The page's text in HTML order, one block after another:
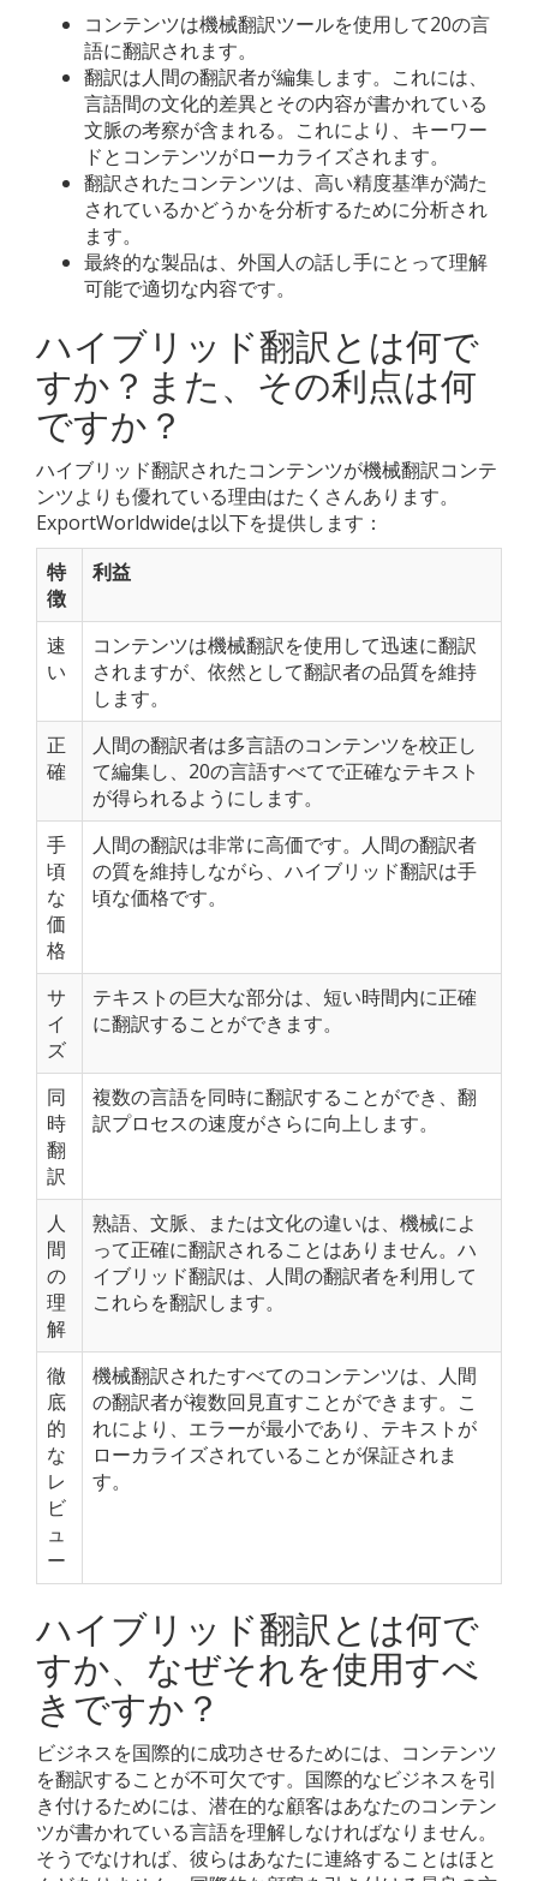
コンテンツは機械翻訳ツールを使用して20の言
語に翻訳されます。
翻訳は人間の翻訳者が編集します。これには、
言語間の文化的差異とその内容が書かれている
文脈の考察が含まれる。これにより、キーワー
ドとコンテンツがローカライズされます。
翻訳されたコンテンツは、高い精度基準が満た
されているかどうかを分析するために分析され
ます。
最終的な製品は、外国人の話し手にとって理解
可能で適切な内容です。
ハイブリッド翻訳とは何で
すか？また、その利点は何
ですか？
ハイブリッド翻訳されたコンテンツが機械翻訳コンテ
ンツよりも優れている理由はたくさんあります。
ExportWorldwideは以下を提供します：
特
徴
利益
速
い
コンテンツは機械翻訳を使用して迅速に翻訳
されますが、依然として翻訳者の品質を維持
します。
正
確
人間の翻訳者は多言語のコンテンツを校正し
て編集し、20の言語すべてで正確なテキスト
が得られるようにします。
手
頃
な
価
格
人間の翻訳は非常に高価です。人間の翻訳者
の質を維持しながら、ハイブリッド翻訳は手
頃な価格です。
サ
イ
ズ
テキストの巨大な部分は、短い時間内に正確
に翻訳することができます。
同
時
翻
訳
複数の言語を同時に翻訳することができ、翻
訳プロセスの速度がさらに向上します。
人
間
の
理
解
熟語、文脈、または文化の違いは、機械によ
って正確に翻訳されることはありません。ハ
イブリッド翻訳は、人間の翻訳者を利用して
これらを翻訳します。
徹
底
的
な
レ
ビ
ュ
ー
機械翻訳されたすべてのコンテンツは、人間
の翻訳者が複数回見直すことができます。こ
れにより、エラーが最小であり、テキストが
ローカライズされていることが保証されま
す。
ハイブリッド翻訳とは何で
すか、なぜそれを使用すべ
きですか？
ビジネスを国際的に成功させるためには、コンテンツ
を翻訳することが不可欠です。国際的なビジネスを引
き付けるためには、潜在的な顧客はあなたのコンテン
ツが書かれている言語を理解しなければなりません。
そうでなければ、彼らはあなたに連絡することはほと